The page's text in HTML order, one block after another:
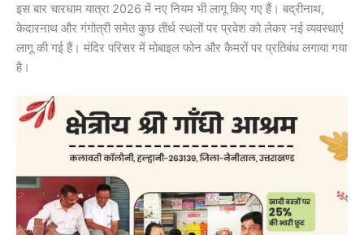
इस बार चारधाम यात्रा 2026 में नए नियम भी लागू किए गए हैं। बद्रीनाथ,
केदारनाथ और गंगोत्री समेत कुछ तीर्थ स्थलों पर प्रवेश को लेकर नई व्यवस्थाएं
लागू की गई हैं। मंदिर परिसर में मोबाइल फोन और कैमरों पर प्रतिबंध लगाया गया
है।